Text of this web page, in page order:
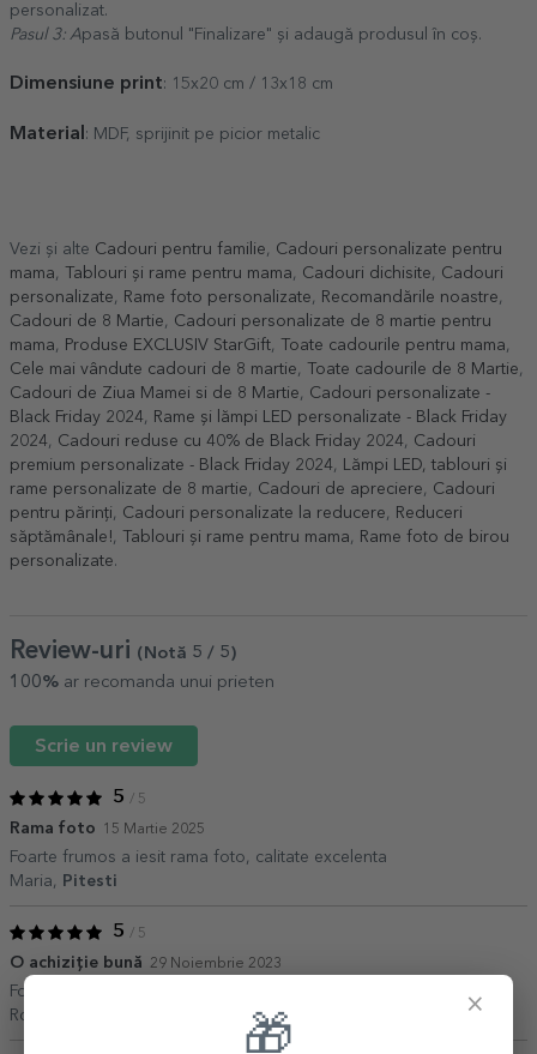
personalizat.
Pasul 3: Apasă butonul "Finalizare" și adaugă produsul în coș.
Dimensiune print: 15x20 cm / 13x18 cm
Material : MDF, sprijinit pe picior metalic
Vezi și alte Cadouri pentru familie
Cadouri personalizate pentru
mama
Tablouri și rame pentru mama Cadouri dichisite
Cadouri
personalizate
Rame foto personalizate Recomandările noastre
Cadouri de 8 Martie
Cadouri personalizate de 8 martie pentru
mama
Produse EXCLUSIV StarGift Toate cadourile pentru mama
Cele mai vândute cadouri de 8 martie
Toate cadourile de 8 Martie
Cadouri de Ziua Mamei si de 8 Martie
Cadouri personalizate -
Black Friday 2024
Rame și lămpi LED personalizate - Black Friday
2024
Cadouri reduse cu 40% de Black Friday 2024
Cadouri
premium personalizate - Black Friday 2024
Lămpi LED, tablouri și
rame personalizate de 8 martie
Cadouri de apreciere
Cadouri
pentru părinți
Cadouri personalizate la reducere
Reduceri
săptămânale!
Tablouri și rame pentru mama
Rame foto de birou
personalizate.
Review-uri (Notă 5 / 5)
100% ar recomanda unui prieten
Scrie un review
5 / 5
Rama foto 15 Martie 2025
Foarte frumos a iesit rama foto, calitate excelenta
Maria,
Pitesti
5 / 5
O achiziție bună 29 Noiembrie 2023
Foarte calitativ și frumos. Merită.
Roxana,
×
🎁